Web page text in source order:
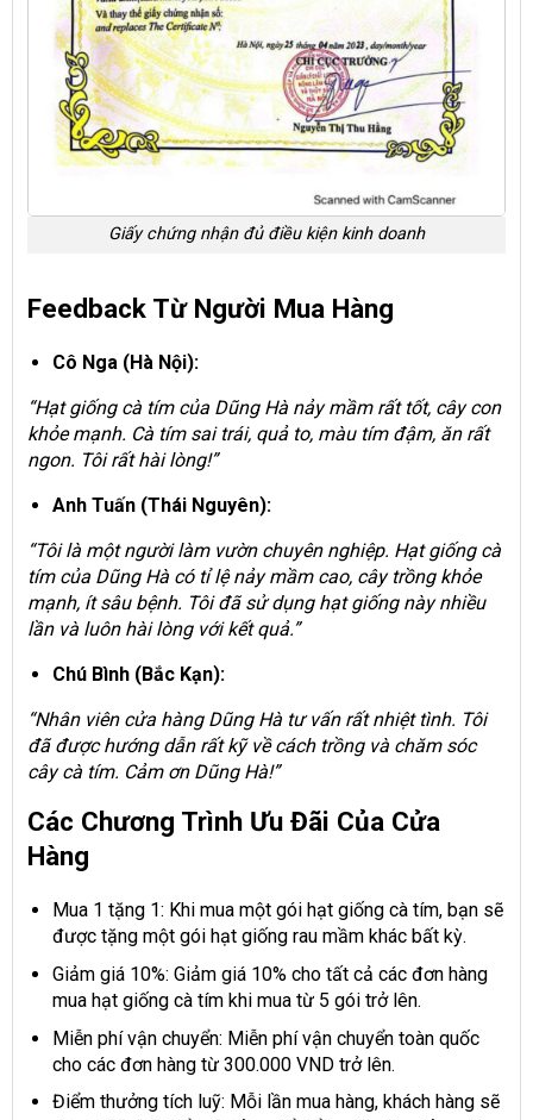
Giấy chứng nhận đủ điều kiện kinh doanh
Feedback Từ Người Mua Hàng
Cô Nga (Hà Nội):
“Hạt giống cà tím của Dũng Hà nảy mầm rất tốt, cây con
khỏe mạnh. Cà tím sai trái, quả to, màu tím đậm, ăn rất
ngon. Tôi rất hài lòng!”
Anh Tuấn (Thái Nguyên):
“Tôi là một người làm vườn chuyên nghiệp. Hạt giống cà
tím của Dũng Hà có tỉ lệ nảy mầm cao, cây trồng khỏe
mạnh, ít sâu bệnh. Tôi đã sử dụng hạt giống này nhiều
lần và luôn hài lòng với kết quả.”
Chú Bình (Bắc Kạn):
“Nhân viên cửa hàng Dũng Hà tư vấn rất nhiệt tình. Tôi
đã được hướng dẫn rất kỹ về cách trồng và chăm sóc
cây cà tím. Cảm ơn Dũng Hà!”
Các Chương Trình Ưu Đãi Của Cửa
Hàng
Mua 1 tặng 1: Khi mua một gói hạt giống cà tím, bạn sẽ
được tặng một gói hạt giống rau mầm khác bất kỳ.
Giảm giá 10%: Giảm giá 10% cho tất cả các đơn hàng
mua hạt giống cà tím khi mua từ 5 gói trở lên.
Miễn phí vận chuyển: Miễn phí vận chuyển toàn quốc
cho các đơn hàng từ 300.000 VND trở lên.
Điểm thưởng tích luỹ: Mỗi lần mua hàng, khách hàng sẽ